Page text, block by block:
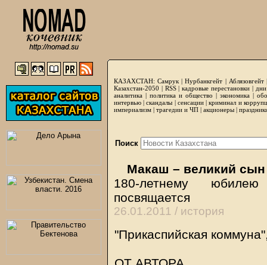
КАЗАХСТАН: Самрук |Нурбанкгейт | Аблязовгейт
Казахстан-2050 | RSS|кадровые перестановки|
аналитика | политика и общество | экономика |
интервью |скандалы | сенсации|криминал и
империализм | трагедии и ЧП | акционеры |
Поиск
Макаш – великий сын
180-летнему
посвящается
26.01.2011 / история
"Прикаспийская